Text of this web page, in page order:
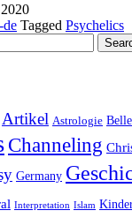
de Tagged Psychelics
Artikel Astrologie
Channeling
Germany
Interpretation Islam